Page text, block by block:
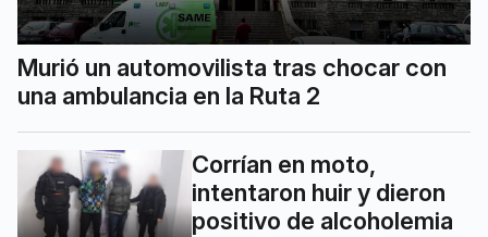
Murió un automovilista tras chocar con
una ambulancia en la Ruta 2
Corrían en moto,
intentaron huir y dieron
positivo de alcoholemia